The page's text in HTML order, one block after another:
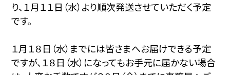
り、１月１１日（水）より順次発送させていただく予定
です。
１月１８日（水）までには皆さまへお届けできる予定
ですが、１８日（水）になってもお手元に届かない場合